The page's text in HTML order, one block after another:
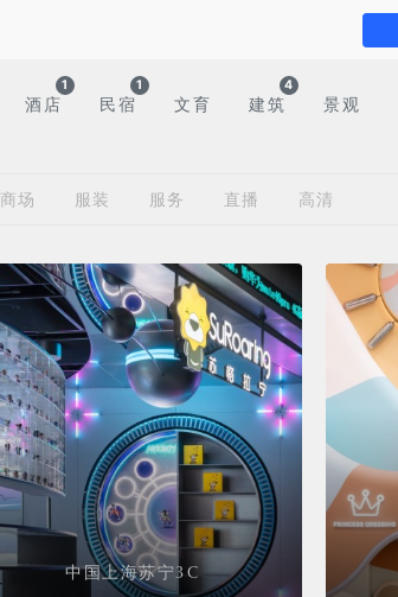
酒店
1
民宿
1
文育 建筑
4
景观
商场 服装 服务 直播 高清
中国上海苏宁3C